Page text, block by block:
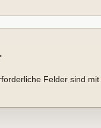
Felder sind mit